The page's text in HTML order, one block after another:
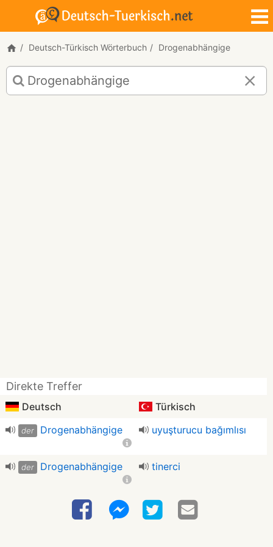
Deutsch-Türkisch Wörterbuch Drogenabhängige
Deutsch-
Türkisch
Übersetzung
Direkte Treffer
Deutsch Türkisch
der Drogenabhängige uyuşturucu bağımlısı
der Drogenabhängige tinerci